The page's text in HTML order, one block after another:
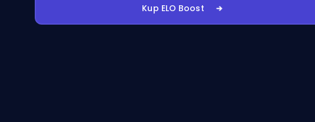
Kup ELO Boost